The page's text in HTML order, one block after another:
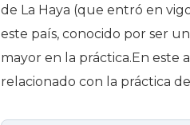
de La Haya (que entró en
este país, conocido por ser
mayor en la práctica.En este
relacionado con la práctica